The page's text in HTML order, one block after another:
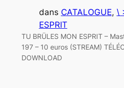
dans CATALOGUE, \
ESPRIT
TU BRÜLES MON ESPRIT –
197 – 10 euros (STREAM)
DOWNLOAD